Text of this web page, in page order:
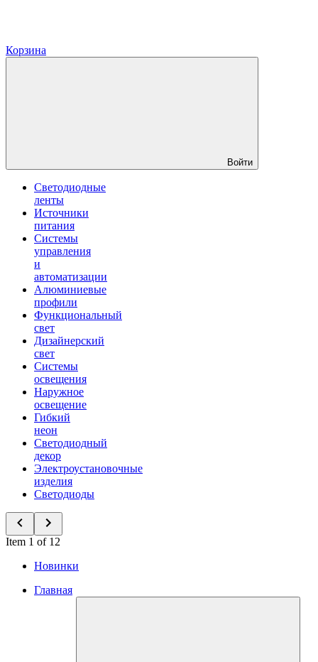
Корзина
Войти
Светодиодные
ленты
Источники
питания
Системы
управления
и
автоматизации
Алюминиевые
профили
Функциональный
свет
Дизайнерский
свет
Системы
освещения
Наружное
освещение
Гибкий
неон
Светодиодный
декор
Электроустановочные
изделия
Светодиоды
Item 1 of 12
Новинки
Главная